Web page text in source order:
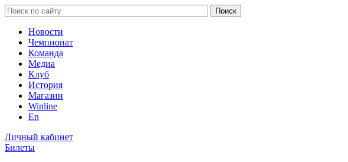
Новости
Чемпионат
Команда
Медиа
Клуб
История
Магазин
Winline
En
Личный кабинет
Билеты